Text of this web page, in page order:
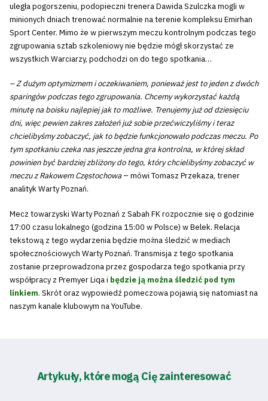
uległa pogorszeniu, podopieczni trenera Dawida Szulczka mogli w
minionych dniach trenować normalnie na terenie kompleksu Emirhan
Sport Center. Mimo że w pierwszym meczu kontrolnym podczas tego
zgrupowania sztab szkoleniowy nie będzie mógł skorzystać ze
wszystkich Warciarzy, podchodzi on do tego spotkania…
– Z dużym optymizmem i oczekiwaniem, ponieważ jest to jeden z dwóch
sparingów podczas tego zgrupowania. Chcemy wykorzystać każdą
minutę na boisku najlepiej jak to możliwe. Trenujemy już od dziesięciu
dni, więc pewien zakres założeń już sobie przećwiczyliśmy i teraz
chcielibyśmy zobaczyć, jak to będzie funkcjonowało podczas meczu. Po
tym spotkaniu czeka nas jeszcze jedna gra kontrolna, w której skład
powinien być bardziej zbliżony do tego, który chcielibyśmy zobaczyć w
meczu z Rakowem Częstochowa – mówi Tomasz Przekaza, trener
analityk Warty Poznań.
Mecz towarzyski Warty Poznań z Sabah FK rozpocznie się o godzinie
17:00 czasu lokalnego (godzina 15:00 w Polsce) w Belek. Relacja
tekstową z tego wydarzenia będzie można śledzić w mediach
społecznościowych Warty Poznań. Transmisja z tego spotkania
zostanie przeprowadzona przez gospodarza tego spotkania przy
współpracy z Premyer Liqa i będzie ją można śledzić pod tym
linkiem. Skrót oraz wypowiedź pomeczowa pojawią się natomiast na
naszym kanale klubowym na YouTube.
Artykuły, które mogą Cię zainteresować